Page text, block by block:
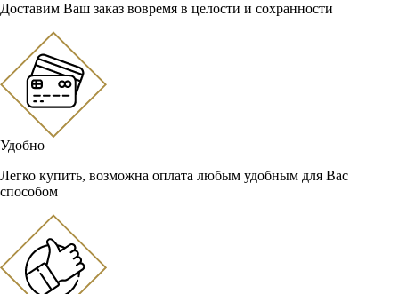
Доставим Ваш заказ вовремя в целости и сохранности
Удобно
Легко купить, возможна оплата любым удобным для Вас
способом